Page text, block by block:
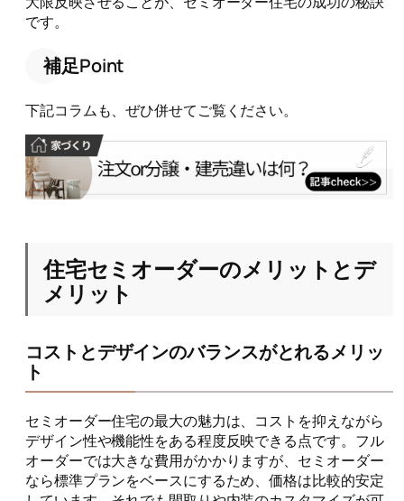
です。
補足Point
下記コラムも、ぜひ併せてご覧ください。
住宅セミオーダーのメリットとデ
メリット
コストとデザインのバランスがとれるメリッ
ト
セミオーダー住宅の最大の魅力は、コストを抑えながら
デザイン性や機能性をある程度反映できる点です。フル
オーダーでは大きな費用がかかりますが、セミオーダー
なら標準プランをベースにするため、価格は比較的安定